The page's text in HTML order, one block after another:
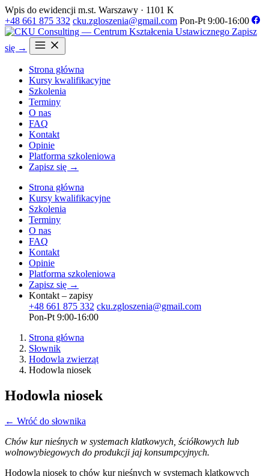
Wpis do ewidencji m.st. Warszawy · 1101 K
+48 661 875 332 cku.zgloszenia@gmail.com Pon-Pt 9:00-16:00
Zapisz
się →
Strona główna
Kursy kwalifikacyjne
Szkolenia
Terminy
O nas
FAQ
Kontakt
Opinie
Platforma szkoleniowa
Zapisz się →
Strona główna
Kursy kwalifikacyjne
Szkolenia
Terminy
O nas
FAQ
Kontakt
Opinie
Platforma szkoleniowa
Zapisz się →
Kontakt – zapisy
+48 661 875 332 cku.zgloszenia@gmail.com
Pon-Pt 9:00-16:00
Strona główna
Słownik
Hodowla zwierząt
Hodowla niosek
Hodowla niosek
← Wróć do słownika
Chów kur nieśnych w systemach klatkowych, ściółkowych lub
wolnowybiegowych do produkcji jaj konsumpcyjnych.
Hodowla niosek to chów kur nieśnych w systemach klatkowych